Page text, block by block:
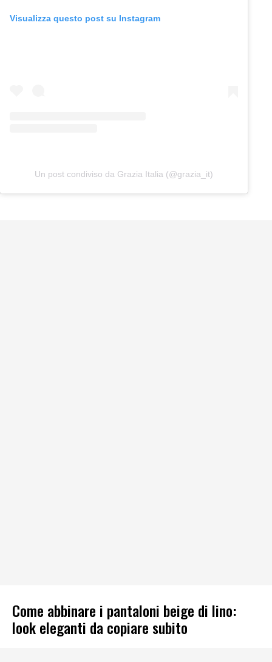
Visualizza questo post su Instagram
Un post condiviso da Grazia Italia (@grazia_it)
Come abbinare i pantaloni beige di lino:
look eleganti da copiare subito